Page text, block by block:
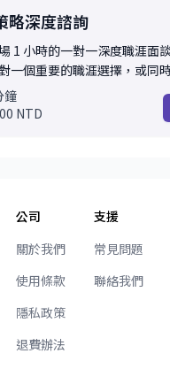
述 - 針對你的問題，整理 2–3
準備可能適用的 實務經驗、思
因此對談時可以直接進入實
見適合 30 分鐘討論的主題
對目前職涯方向有點迷惘，但
- 正在考慮轉職或換產業（
），想快速判斷時機與風險 -
還說不清楚問題也沒關係，我
、對焦。 對談結束後，你可
觀察與回饋 - 是否值得進一步
、不想亂選、希望先把方向想
能在半小時內，讓你少一點
略深度諮詢
1 小時的一對一深度職涯面
一個重要的職涯選擇，或同
關的問題，希望一次把方向
清楚。 相較於 30 分鐘的快
項放在同一個框架下比較 - 討論
代價、風險與長期影響 - 收斂成
的實戰經驗，陪你把
題： - 轉職方向或 multiple
況倦怠，想重新盤點職涯定位
換跑道、出國或 Web3 - 升遷
你可以帶走 - 量身整理的
鐘
NTD
公司
關於我們
使用條款
隱私政策
退費辦法
支援
常見問題
聯絡我們